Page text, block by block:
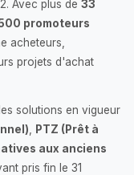
Avec plus de 33
promoteurs
acheteurs,
projets d'achat
solutions en vigueur
PTZ (Prêt à
aux anciens
pris fin le 31